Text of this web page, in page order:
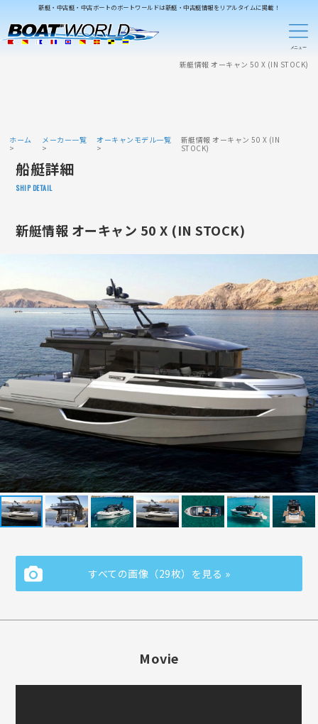
新艇・中古艇・中古ボートのボートワールドは新艇・中古艇情報をリアルタイムに掲載！
新艇情報 オーキャン 50 X (IN STOCK)
ホーム メーカー一覧 オーキャンモデル一覧
新艇情報 オーキャン 50 X (IN
STOCK)
船艇詳細
SHIP DETAIL
新艇情報 オーキャン 50 X (IN STOCK)
すべての画像（29枚）を見る »
Movie